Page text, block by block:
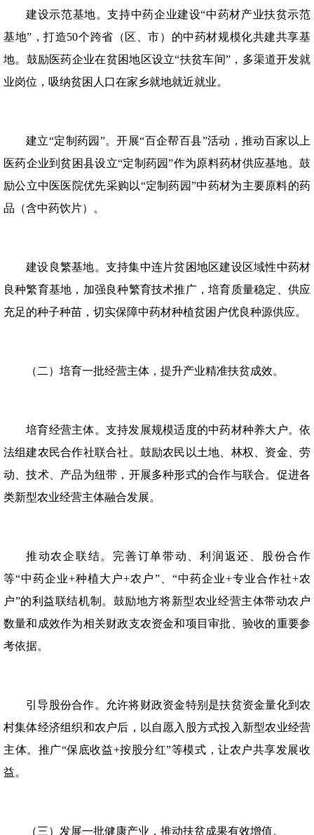
建设示范基地。支持中药企业建设“中药材产业扶贫示范
基地”，打造50个跨省（区、市）的中药材规模化共建共享基
地。鼓励医药企业在贫困地区设立“扶贫车间”，多渠道开发就
业岗位，吸纳贫困人口在家乡就地就近就业。
建立“定制药园”。开展“百企帮百县”活动，推动百家以上
医药企业到贫困县设立“定制药园”作为原料药材供应基地。鼓
励公立中医医院优先采购以“定制药园”中药材为主要原料的药
品（含中药饮片）。
建设良繁基地。支持集中连片贫困地区建设区域性中药材
良种繁育基地，加强良种繁育技术推广，培育质量稳定、供应
充足的种子种苗，切实保障中药材种植贫困户优良种源供应。
（二）培育一批经营主体，提升产业精准扶贫成效。
培育经营主体。支持发展规模适度的中药材种养大户。依
法组建农民合作社联合社。鼓励农民以土地、林权、资金、劳
动、技术、产品为纽带，开展多种形式的合作与联合。促进各
类新型农业经营主体融合发展。
推动农企联结。完善订单带动、利润返还、股份合作
等“中药企业+种植大户+农户”、“中药企业+专业合作社+农
户”的利益联结机制。鼓励地方将新型农业经营主体带动农户
数量和成效作为相关财政支农资金和项目审批、验收的重要参
考依据。
引导股份合作。允许将财政资金特别是扶贫资金量化到农
村集体经济组织和农户后，以自愿入股方式投入新型农业经营
主体。推广“保底收益+按股分红”等模式，让农户共享发展收
益。
（三）发展一批健康产业，推动扶贫成果有效增值。